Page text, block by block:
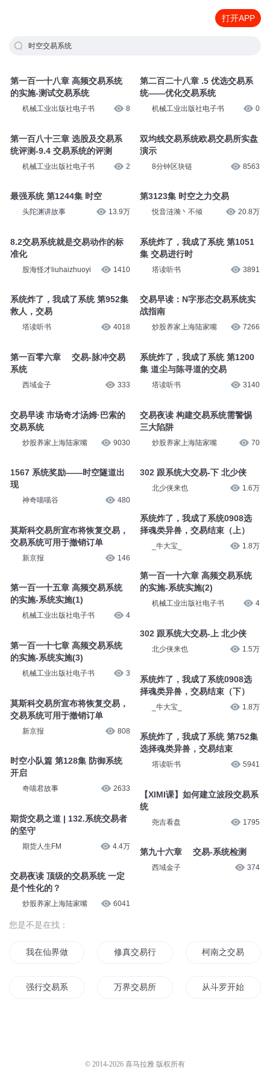
打开APP
时空交易系统
第一百一十八章 高频交易系统
的实施-测试交易系统
机械工业出版社电子书 8
第一百八十三章 选股及交易系
统评测-9.4 交易系统的评测
机械工业出版社电子书 2
最强系统 第1244集 时空
头陀渊讲故事 13.9万
8.2交易系统就是交易动作的标
准化
股海怪才liuhaizhuoyi 1410
系统炸了，我成了系统 第952集
救人，交易
塔读听书 4018
第一百零六章 交易-脉冲交易
系统
西域金子 333
交易早读 市场奇才汤姆·巴索的
交易系统
炒股养家上海陆家嘴 9030
1567 系统奖励——时空隧道出
现
神奇喵喵谷 480
莫斯科交易所宣布将恢复交易，
交易系统可用于撤销订单
新京报 146
第一百一十五章 高频交易系统
的实施-系统实施(1)
机械工业出版社电子书 4
第一百一十七章 高频交易系统
的实施-系统实施(3)
机械工业出版社电子书 3
莫斯科交易所宣布将恢复交易，
交易系统可用于撤销订单
新京报 808
时空小队篇 第128集 防御系统
开启
奇喵君故事 2633
期货交易之道 | 132.系统交易者
的坚守
期货人生FM 4.4万
交易夜读 顶级的交易系统 一定
是个性化的？
炒股养家上海陆家嘴 6041
第二百二十八章 .5 优选交易系
统——优化交易系统
机械工业出版社电子书 0
双均线交易系统欧易交易所实盘
演示
8分钟区块链 8563
第3123集 时空之力交易
悦音涟漪丶不倾 20.8万
系统炸了，我成了系统 第1051
集 交易进行时
塔读听书 3891
交易早读：N字形态交易系统实
战指南
炒股养家上海陆家嘴 7266
系统炸了，我成了系统 第1200
集 道尘与陈寻道的交易
塔读听书 3140
交易夜读 构建交易系统需警惕
三大陷阱
炒股养家上海陆家嘴 70
302 跟系统大交易-下 北少侠
北少侠来也 1.6万
系统炸了，我成了系统0908选
择魂类异兽，交易结束（上）
_牛大宝_ 1.8万
第一百一十六章 高频交易系统
的实施-系统实施(2)
机械工业出版社电子书 4
302 跟系统大交易-上 北少侠
北少侠来也 1.5万
系统炸了，我成了系统0908选
择魂类异兽，交易结束（下）
_牛大宝_ 1.8万
系统炸了，我成了系统 第752集
选择魂类异兽，交易结束
塔读听书 5941
【XIMI课】如何建立波段交易系
统
尧吉看盘 1795
第九十六章 交易-系统检测
西域金子 374
您是不是在找：
我在仙界做交易 修真交易行 柯南之交易
强行交易系统 万界交易所 从斗罗开始的万
© 2014-2026 喜马拉雅 版权所有